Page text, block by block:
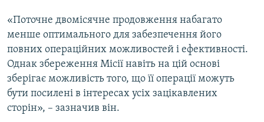
«Поточне двомісячне продовження набагато
менше оптимального для забезпечення його
повних операційних можливостей і ефективності.
Однак збереження Місії навіть на цій основі
зберігає можливість того, що її операції можуть
бути посилені в інтересах усіх зацікавлених
сторін», – зазначив він.